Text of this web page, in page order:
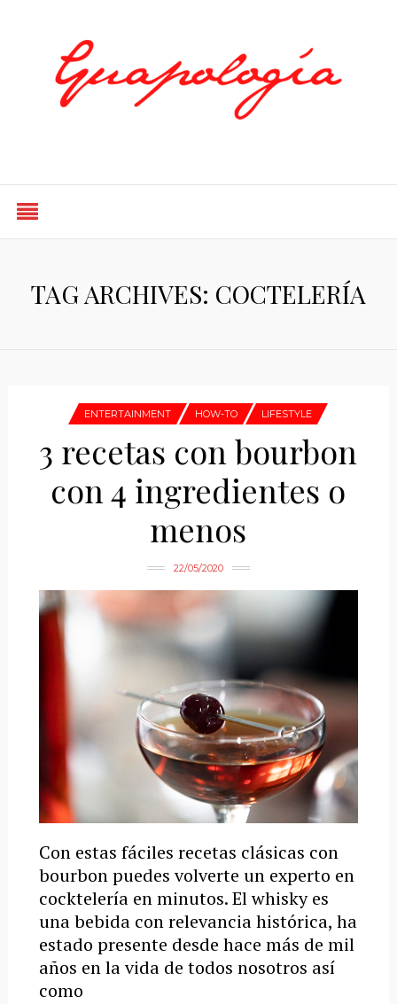
TAG ARCHIVES: COCTELERÍA
ENTERTAINMENT HOW-TO LIFESTYLE
3 recetas con bourbon
con 4 ingredientes o
menos
22/05/2020
Con estas fáciles recetas clásicas con
bourbon puedes volverte un experto en
cocktelería en minutos. El whisky es
una bebida con relevancia histórica, ha
estado presente desde hace más de mil
años en la vida de todos nosotros así
como